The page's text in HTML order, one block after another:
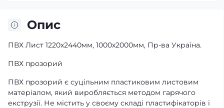
Опис
ПВХ Лист 1220х2440мм, 1000х2000мм, Пр-ва Україна.
ПВХ прозорий
ПВХ прозорий є суцільним пластиковим листовим
матеріалом, який виробляється методом гарячого
екструзії. Не містить у своєму складі пластифікаторів і